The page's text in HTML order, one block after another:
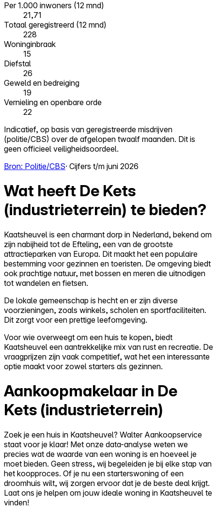
Per 1.000 inwoners (12 mnd)
21,71
Totaal geregistreerd (12 mnd)
228
Woninginbraak
15
Diefstal
26
Geweld en bedreiging
19
Vernieling en openbare orde
22
Indicatief, op basis van geregistreerde misdrijven
(politie/CBS) over de afgelopen twaalf maanden. Dit is
geen officieel veiligheidsoordeel.
Bron: Politie/CBS· Cijfers t/m juni 2026
Wat heeft De Kets
(industrieterrein) te bieden?
Kaatsheuvel is een charmant dorp in Nederland, bekend om
zijn nabijheid tot de Efteling, een van de grootste
attractieparken van Europa. Dit maakt het een populaire
bestemming voor gezinnen en toeristen. De omgeving biedt
ook prachtige natuur, met bossen en meren die uitnodigen
tot wandelen en fietsen.
De lokale gemeenschap is hecht en er zijn diverse
voorzieningen, zoals winkels, scholen en sportfaciliteiten.
Dit zorgt voor een prettige leefomgeving.
Voor wie overweegt om een huis te kopen, biedt
Kaatsheuvel een aantrekkelijke mix van rust en recreatie. De
vraagprijzen zijn vaak competitief, wat het een interessante
optie maakt voor zowel starters als gezinnen.
Aankoopmakelaar in De
Kets (industrieterrein)
Zoek je een huis in Kaatsheuvel? Walter Aankoopservice
staat voor je klaar! Met onze data-analyse weten we
precies wat de waarde van een woning is en hoeveel je
moet bieden. Geen stress, wij begeleiden je bij elke stap van
het koopproces. Of je nu een starterswoning of een
droomhuis wilt, wij zorgen ervoor dat je de beste deal krijgt.
Laat ons je helpen om jouw ideale woning in Kaatsheuvel te
vinden!